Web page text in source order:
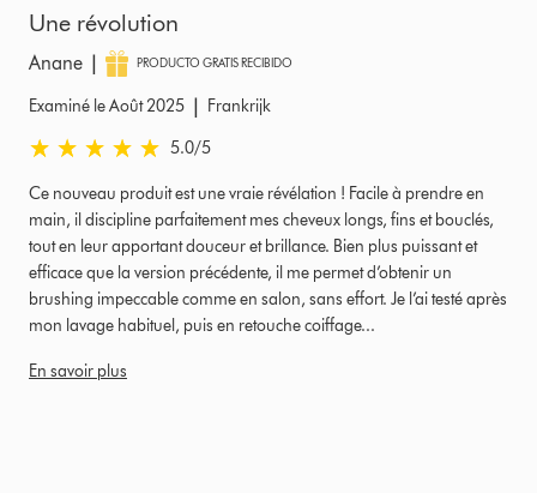
Une révolution
Anane | PRODUCTO GRATIS RECIBIDO
Examiné le Août 2025 | Frankrijk
5.0 étoiles sur 5 de Examiné le Août 2025 Ratings
5.0/5
Ce nouveau produit est une vraie révélation ! Facile à prendre en
main, il discipline parfaitement mes cheveux longs, fins et bouclés,
tout en leur apportant douceur et brillance. Bien plus puissant et
efficace que la version précédente, il me permet d’obtenir un
brushing impeccable comme en salon, sans effort. Je l’ai testé après
mon lavage habituel, puis en retouche coiffage...
En savoir plus